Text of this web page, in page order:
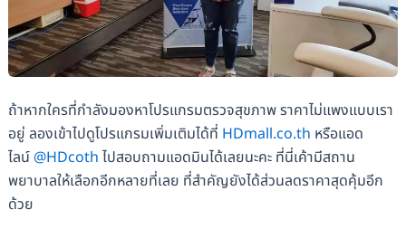
ถ้าหากใครที่กำลังมองหาโปรแกรมตรวจสุขภาพ ราคาไม่แพงแบบเรา
อยู่ ลองเข้าไปดูโปรแกรมเพิ่มเติมได้ที่ HDmall.co.th หรือแอด
ไลน์ @HDcoth ไปสอบถามแอดมินได้เลยนะคะ ที่นี่เค้ามีสถาน
พยาบาลให้เลือกอีกหลายที่เลย ที่สำคัญยังได้ส่วนลดราคาสุดคุ้มอีก
ด้วย